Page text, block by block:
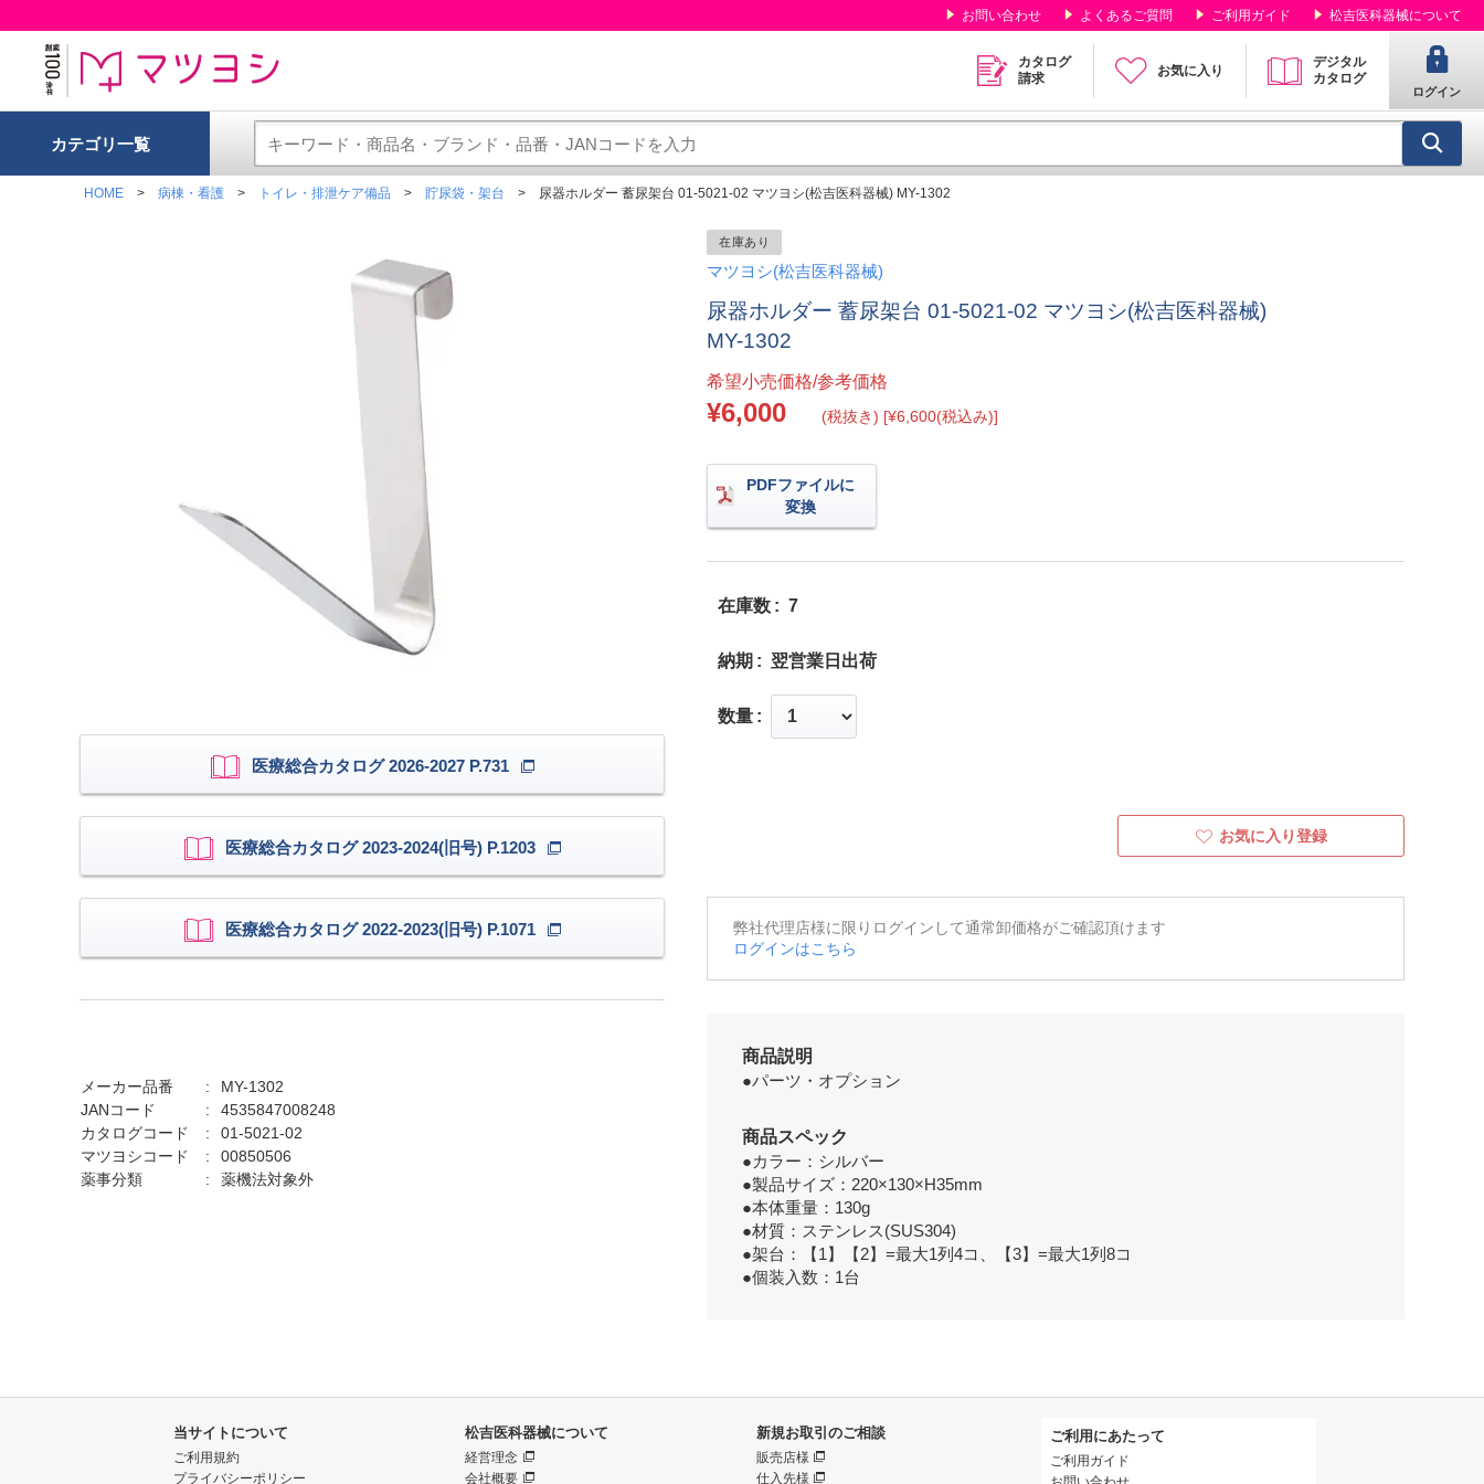
お問い合わせ よくあるご質問 ご利用ガイド 松吉医科器械について
カタログ
請求
お気に入り
デジタル
カタログ
ログイン
カテゴリ一覧
HOME 病棟・看護 トイレ・排泄ケア備品 貯尿袋・架台 尿器ホルダー 蓄尿架台 01-5021-02 マツヨシ(松吉医科器械) MY-1302
医療総合カタログ 2026-2027 P.731
医療総合カタログ 2023-2024(旧号) P.1203
医療総合カタログ 2022-2023(旧号) P.1071
メーカー品番
MY-1302
JANコード
4535847008248
カタログコード
01-5021-02
マツヨシコード
00850506
薬事分類
薬機法対象外
在庫あり
マツヨシ(松吉医科器械)
尿器ホルダー 蓄尿架台 01-5021-02 マツヨシ(松吉医科器械)
MY-1302
希望小売価格/参考価格
¥6,000 (税抜き) [¥6,600(税込み)]
PDFファイルに
変換
在庫数 7
納期 翌営業日出荷
数量
お気に入り登録
弊社代理店様に限りログインして通常卸価格がご確認頂けます
ログインはこちら
商品説明
●パーツ・オプション
商品スペック
●カラー：シルバー
●製品サイズ：220×130×H35mm
●本体重量：130g
●材質：ステンレス(SUS304)
●架台：【1】【2】=最大1列4コ、【3】=最大1列8コ
●個装入数：1台
当サイトについて
ご利用規約
プライバシーポリシー
松吉医科器械について
経営理念
会社概要
新規お取引のご相談
販売店様
仕入先様
ご利用にあたって
ご利用ガイド